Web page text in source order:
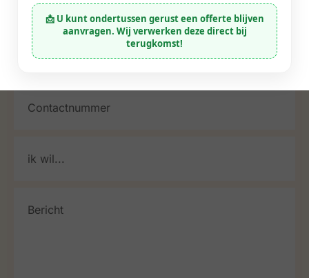
📩 U kunt ondertussen gerust een offerte blijven
aanvragen. Wij verwerken deze direct bij
terugkomst!